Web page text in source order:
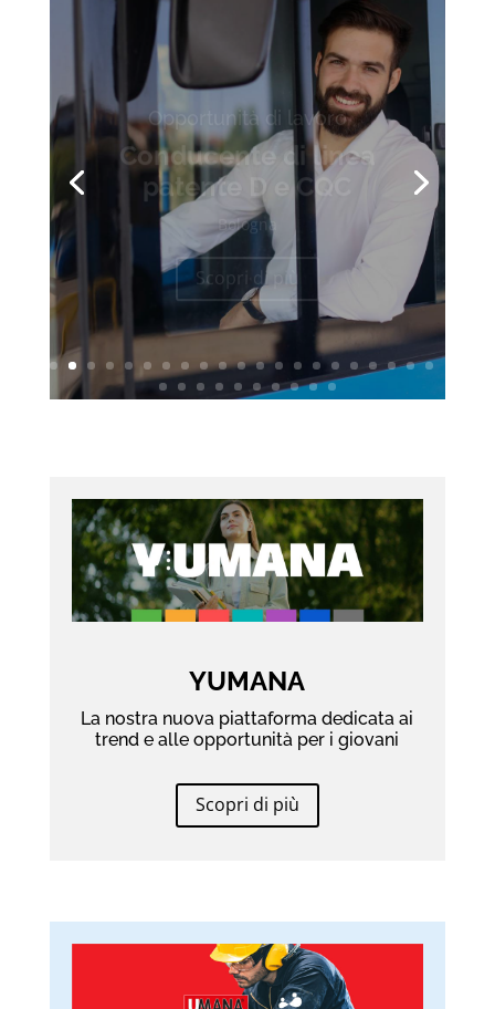
Opportunità di lavoro
Conducente di linea
patente D e CQC
Bologna
Scopri di più
YUMANA
La nostra nuova piattaforma dedicata ai
trend e alle opportunità per i giovani
Scopri di più